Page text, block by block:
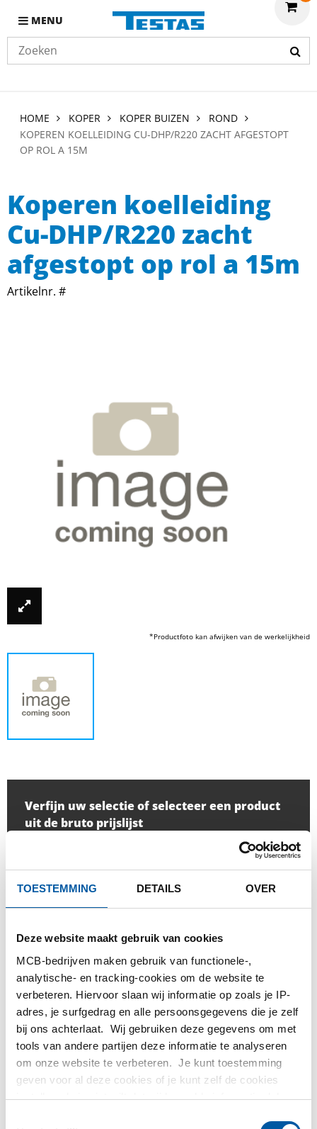
TOESTEMMING DETAILS OVER
Deze website maakt gebruik van cookies
MCB-bedrijven maken gebruik van functionele-,
analytische- en tracking-cookies om de website te
verbeteren. Hiervoor slaan wij informatie op zoals je IP-
adres, je surfgedrag en alle persoonsgegevens die je zelf
bij ons achterlaat. Wij gebruiken deze gegevens om met
tools van andere partijen deze informatie te analyseren
om onze website te verbeteren. Je kunt toestemming
geven voor al deze cookies of je kunt zelf de cookies
instellen als je niet wilt dat wij bepaalde informatie delen.
MENU
HOME KOPER KOPER BUIZEN
ROND
KOPEREN KOELLEIDING CU-DHP/R220 ZACHT AFGESTOPT
OP ROL A 15M
Koperen koelleiding
Cu-DHP/R220 zacht
afgestopt op rol a 15m
Artikelnr. #
*Productfoto kan afwijken van de werkelijkheid
Verfijn uw selectie of selecteer een product
uit de bruto prijslijst
Aantal: Eenheid:
INLOGGEN
Gelieve in te loggen om te bestellen
Bestel met uw eigen artikelnummers
Calculeren met actuele Testas-prijzen
Volg uw order via Track&Trace